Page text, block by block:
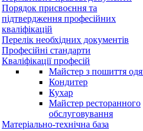
Порядок присвоєння та
підтвердження професійних
кваліфікацій
Перелік необхідних документів
Професійні стандарти
Кваліфікації професій
Майстер з пошиття
Кондитер
Кухар
Майстер ресторанного
обслуговування
Матеріально-технічна база